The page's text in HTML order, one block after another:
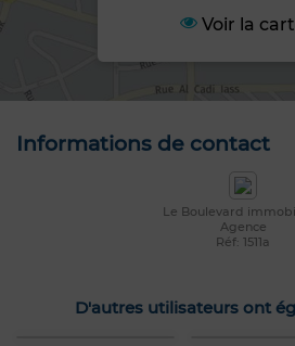
Voir la
Informations de contact
Le Boulevard
Agence
Réf: 1511a
D'autres utilisateurs ont